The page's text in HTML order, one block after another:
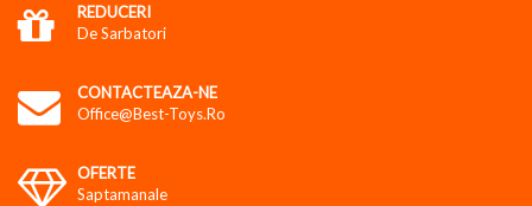
REDUCERI
De Sarbatori
CONTACTEAZA-NE
Office@best-Toys.ro
OFERTE
Saptamanale